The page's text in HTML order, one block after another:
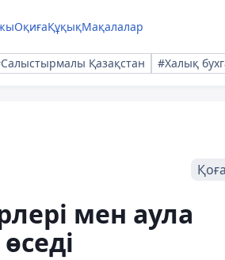
ОқиғаҚұқықМақалалар
Қазақстан #Халық
мен аула